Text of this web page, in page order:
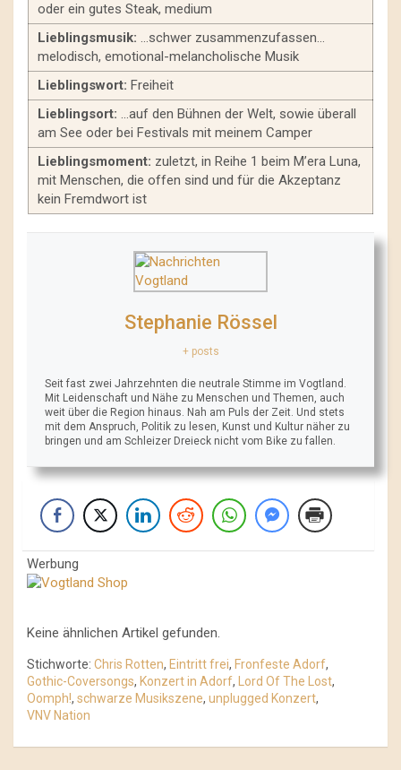
oder ein gutes Steak, medium
Lieblingsmusik: …schwer zusammenzufassen…
melodisch, emotional-melancholische Musik
Lieblingswort: Freiheit
Lieblingsort: …auf den Bühnen der Welt, sowie überall
am See oder bei Festivals mit meinem Camper
Lieblingsmoment: zuletzt, in Reihe 1 beim M’era Luna,
mit Menschen, die offen sind und für die Akzeptanz
kein Fremdwort ist
Stephanie Rössel
+ posts
Seit fast zwei Jahrzehnten die neutrale Stimme im Vogtland.
Mit Leidenschaft und Nähe zu Menschen und Themen, auch
weit über die Region hinaus. Nah am Puls der Zeit. Und stets
mit dem Anspruch, Politik zu lesen, Kunst und Kultur näher zu
bringen und am Schleizer Dreieck nicht vom Bike zu fallen.
Werbung
Keine ähnlichen Artikel gefunden.
Stichworte: Chris Rotten, Eintritt frei, Fronfeste Adorf,
Gothic-Coversongs, Konzert in Adorf, Lord Of The Lost,
Oomph!, schwarze Musikszene, unplugged Konzert,
VNV Nation